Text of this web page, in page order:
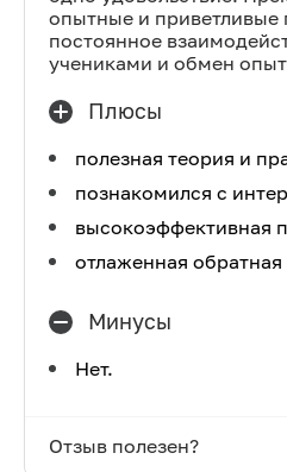
опытные и приветливые
постоянное
учениками и обмен
Плюсы
полезная теория и
познакомился с
высокоэффективная
отлаженная обратная
Минусы
Нет.
Отзыв полезен?